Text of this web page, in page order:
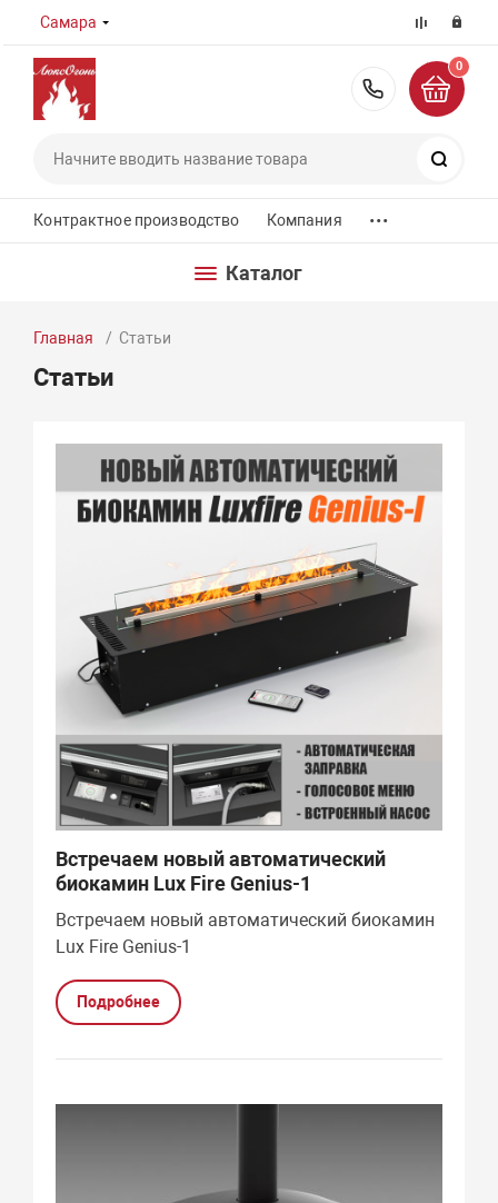
Самара
8 (800)
0
Контрактное производство Компания ...
Каталог
Главная Статьи
Статьи
Встречаем новый автоматический
биокамин Lux Fire Genius-1
Встречаем новый автоматический биокамин
Lux Fire Genius-1
Подробнее